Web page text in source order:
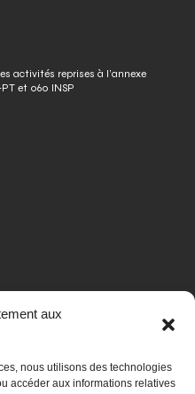
aux
nous utilisons des technologies
accéder aux informations relatives
activités reprises à l’annexe
et 060 INSP